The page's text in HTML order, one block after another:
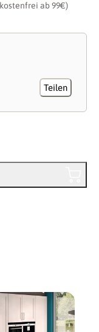
ab 99€)
Teilen